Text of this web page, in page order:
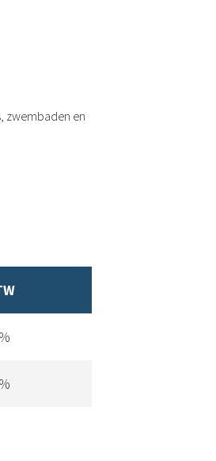
zwembaden en